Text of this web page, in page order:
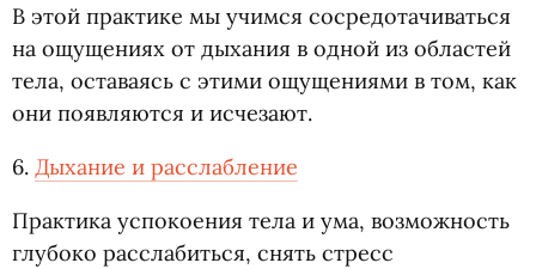
В этой практике мы учимся сосредотачиваться
на ощущениях от дыхания в одной из областей
тела, оставаясь с этими ощущениями в том, как
они появляются и исчезают.
6. Дыхание и расслабление
Практика успокоения тела и ума, возможность
глубоко расслабиться, снять стресс